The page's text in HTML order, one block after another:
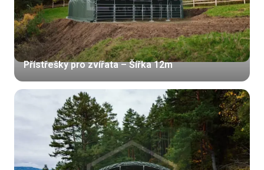
Přístřešky pro zvířata – Šířka 12m